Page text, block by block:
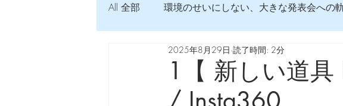
All 全部 環境のせいにしない、大きな発表会への
弦交換の記録 DTM 始める 知っておきたい
Imanjy Studio 使われているモノ
1【 新しい道
2025年8月29日 読了時間: 2分